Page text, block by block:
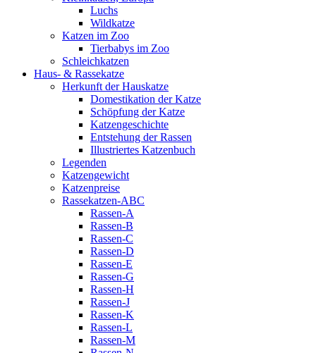
Luchs
Wildkatze
Katzen im Zoo
Tierbabys im Zoo
Schleichkatzen
Haus- & Rassekatze
Herkunft der Hauskatze
Domestikation der Katze
Schöpfung der Katze
Katzengeschichte
Entstehung der Rassen
Illustriertes Katzenbuch
Legenden
Katzengewicht
Katzenpreise
Rassekatzen-ABC
Rassen-A
Rassen-B
Rassen-C
Rassen-D
Rassen-E
Rassen-G
Rassen-H
Rassen-J
Rassen-K
Rassen-L
Rassen-M